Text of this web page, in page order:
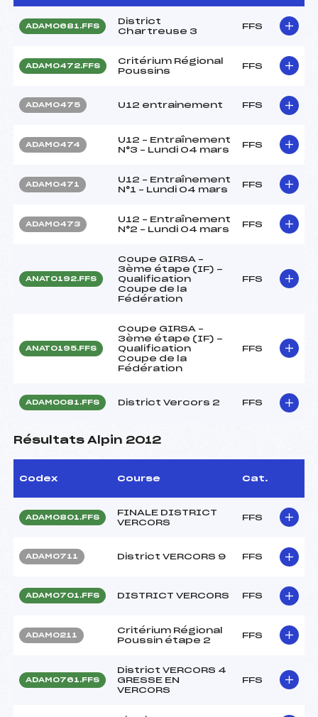
ADAM0681.FFS
District
Chartreuse 3
FFS
ADAM0472.FFS
Critérium Régional
Poussins
FFS
ADAM0475 U12 entrainement FFS
ADAM0474
U12 – Entraînement
N°3 – Lundi 04 mars
FFS
ADAM0471
U12 – Entraînement
N°1 – Lundi 04 mars
FFS
ADAM0473
U12 – Entraînement
N°2 – Lundi 04 mars
FFS
ANAT0192.FFS
Coupe GIRSA –
3ème étape (IF) -
Qualification
Coupe de la
Fédération
FFS
ANAT0195.FFS
Coupe GIRSA –
3ème étape (IF) -
Qualification
Coupe de la
Fédération
FFS
ADAM0081.FFS District Vercors 2 FFS
Résultats Alpin 2012
Codex Course Cat.
ADAM0801.FFS
FINALE DISTRICT
VERCORS
FFS
ADAM0711 District VERCORS 9 FFS
ADAM0701.FFS DISTRICT VERCORS FFS
ADAM0211
Critérium Régional
Poussin étape 2
FFS
ADAM0761.FFS
District VERCORS 4
GRESSE EN
VERCORS
FFS